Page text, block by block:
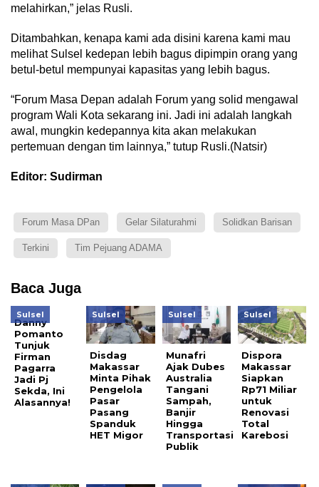
melahirkan,” jelas Rusli.
Ditambahkan, kenapa kami ada disini karena kami mau
melihat Sulsel kedepan lebih bagus dipimpin orang yang
betul-betul mempunyai kapasitas yang lebih bagus.
“Forum Masa Depan adalah Forum yang solid mengawal
program Wali Kota sekarang ini. Jadi ini adalah langkah
awal, mungkin kedepannya kita akan melakukan
pertemuan dengan tim lainnya,” tutup Rusli.(Natsir)
Editor: Sudirman
Forum Masa DPan Gelar Silaturahmi Solidkan Barisan
Terkini Tim Pejuang ADAMA
Baca Juga
Sulsel
Danny
Pomanto
Tunjuk
Firman
Pagarra
Jadi Pj
Sekda, Ini
Alasannya!
Sulsel
Disdag
Makassar
Minta Pihak
Pengelola
Pasar
Pasang
Spanduk
HET Migor
Sulsel
Munafri
Ajak Dubes
Australia
Tangani
Sampah,
Banjir
Hingga
Transportasi
Publik
Sulsel
Dispora
Makassar
Siapkan
Rp71 Miliar
untuk
Renovasi
Total
Karebosi